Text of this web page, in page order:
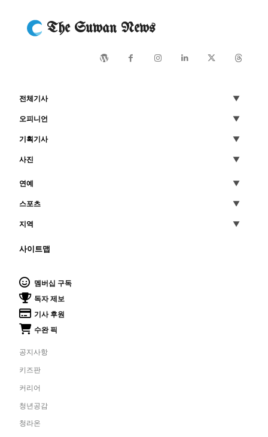
The Suwan News
전체기사
오피니언
기획기사
사진
연예
스포츠
지역
사이트맵
멤버십 구독
독자 제보
기사 후원
수완 픽
공지사항
키즈판
커리어
청년공감
청라온